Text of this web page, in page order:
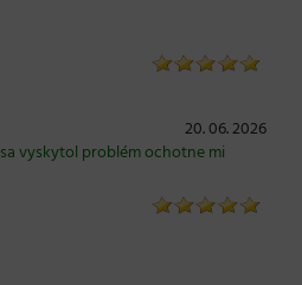
20. 06. 2026
vyskytol problém ochotne mi